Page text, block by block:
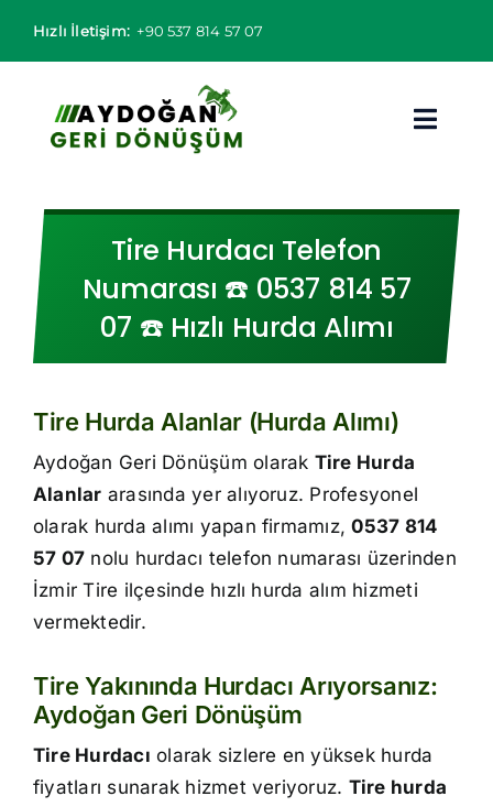
Hızlı İletişim: +90 537 814 57 07
Hurda Fiyatları
Hizmet Bölgeleri
Hakkımızda
İletişim
Tire Hurdacı Telefon
Numarası ☎️ 0537 814 57
07 ☎️ Hızlı Hurda Alımı
Tire Hurda Alanlar (Hurda Alımı)
Aydoğan Geri Dönüşüm olarak Tire Hurda
Alanlar arasında yer alıyoruz. Profesyonel
olarak hurda alımı yapan firmamız,0537 814
57 07 nolu hurdacı telefon numarası üzerinden
İzmir Tire ilçesinde hızlı hurda alım hizmeti
vermektedir.
Tire Yakınında Hurdacı Arıyorsanız:
Aydoğan Geri Dönüşüm
Tire Hurdacı olarak sizlere en yüksek hurda
fiyatları sunarak hizmet veriyoruz. Tire hurda